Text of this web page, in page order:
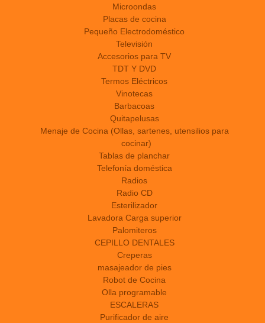
Microondas
Placas de cocina
Pequeño Electrodoméstico
Televisión
Accesorios para TV
TDT Y DVD
Termos Eléctricos
Vinotecas
Barbacoas
Quitapelusas
Menaje de Cocina (Ollas, sartenes, utensilios para
cocinar)
Tablas de planchar
Telefonía doméstica
Radios
Radio CD
Esterilizador
Lavadora Carga superior
Palomiteros
CEPILLO DENTALES
Creperas
masajeador de pies
Robot de Cocina
Olla programable
ESCALERAS
Purificador de aire